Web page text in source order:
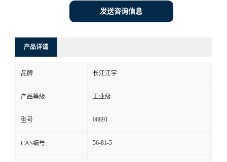
发送咨询信息
产品详请
品牌 长江江宇
产品等级 工业级
型号 06891
CAS编号 56-81-5